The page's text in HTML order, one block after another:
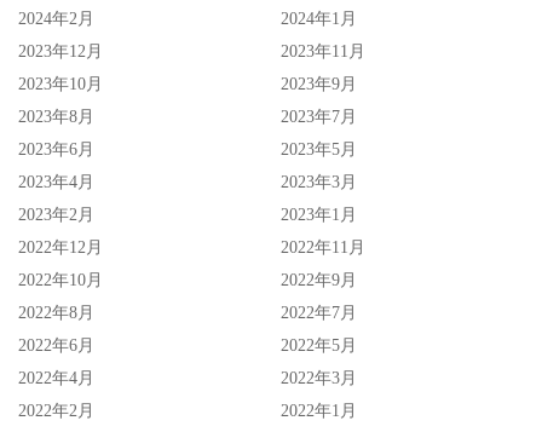
2024年2月
2024年1月
2023年12月
2023年11月
2023年10月
2023年9月
2023年8月
2023年7月
2023年6月
2023年5月
2023年4月
2023年3月
2023年2月
2023年1月
2022年12月
2022年11月
2022年10月
2022年9月
2022年8月
2022年7月
2022年6月
2022年5月
2022年4月
2022年3月
2022年2月
2022年1月